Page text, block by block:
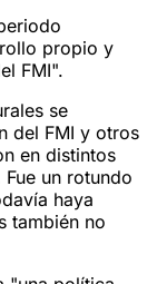
propio y
FMI".
se
del FMI y otros
en distintos
un rotundo
haya
también no